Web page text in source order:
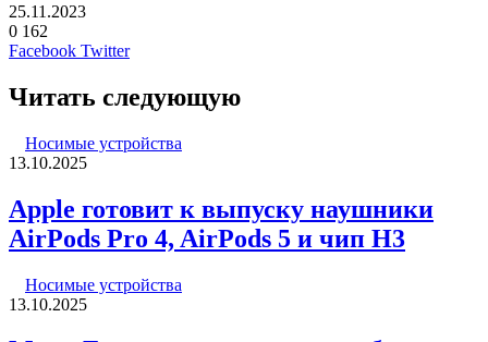
25.11.2023
0 162
Facebook TwitterLinkedIn
Pinterest
Вконтакте
Одноклассники
Skype
WhatsApp
Telegram
Viber
Читать следующую
Носимые устройства
13.10.2025
Apple готовит к выпуску наушники
AirPods Pro 4, AirPods 5 и чип H3
Носимые устройства
13.10.2025